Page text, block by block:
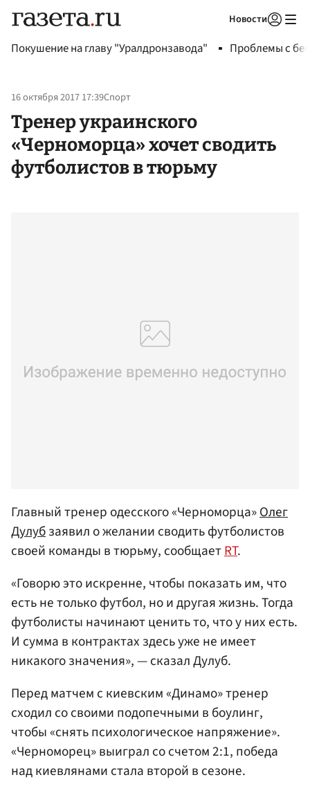
Новости
Покушение на главу "Уралдронзавода" Проблемы с
16 октября 2017 17:39Спорт
Тренер украинского
«Черноморца» хочет сводить
футболистов в тюрьму
Главный тренер одесского «Черноморца»Олег
Дулубзаявил о желании сводить футболистов
своей команды в тюрьму, сообщаетRT.
«Говорю это искренне, чтобы показать им, что
есть не только футбол, но и другая жизнь. Тогда
футболисты начинают ценить то, что у них есть.
И сумма в контрактах здесь уже не имеет
никакого значения», — сказал Дулуб.
Перед матчем с киевским «Динамо» тренер
сходил со своими подопечными в боулинг,
чтобы «снять психологическое напряжение».
«Черноморец» выиграл со счетом 2:1, победа
над киевлянами стала второй в сезоне.